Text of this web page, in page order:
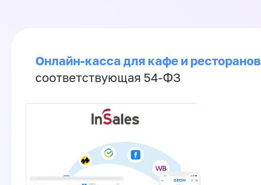
Онлайн-касса для кафе и ресторанов
соответствующая 54-ФЗ